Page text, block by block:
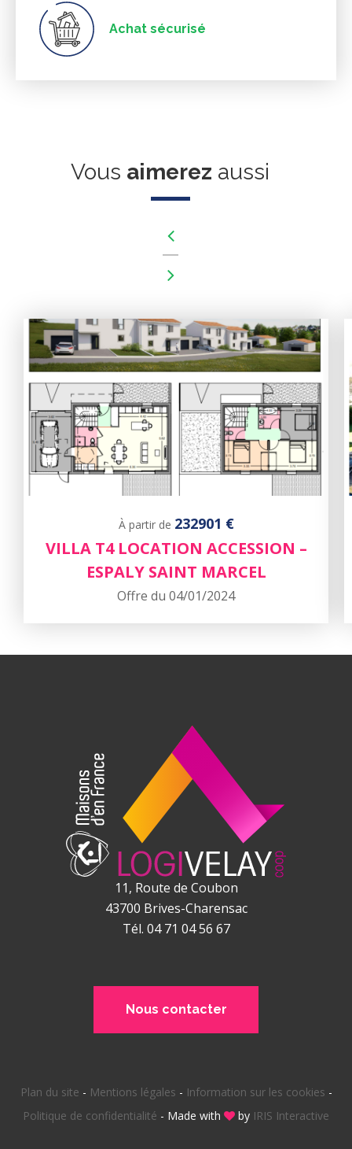
Achat sécurisé
Vous aimerez aussi
À partir de 232901 €
VILLA T4 LOCATION ACCESSION –
ESPALY SAINT MARCEL
Offre du 04/01/2024
11, Route de Coubon
43700 Brives-Charensac
Tél. 04 71 04 56 67
Nous contacter
Plan du site - Mentions légales - Information sur les cookies -
Politique de confidentialité - Made with by IRIS Interactive